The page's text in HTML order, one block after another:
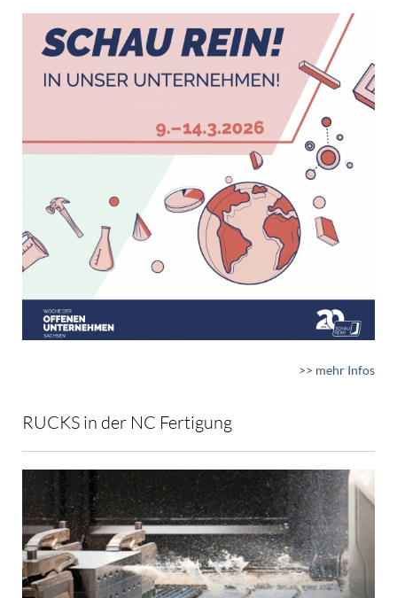
>> mehr Infos
RUCKS in der NC Fertigung